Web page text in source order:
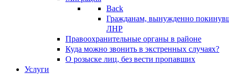
Back
Гражданам, вынужденно
ЛНР
Правоохранительные органы в районе
Куда можно звонить в экстренных случаях?
О розыске лиц, без вести пропавших
Услуги